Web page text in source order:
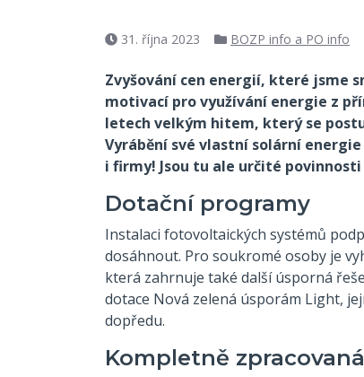
Datum
31. října 2023 Rubriky
BOZP info a PO info
Zvyšování cen energií, které jsme
motivací pro využívání energie z
letech velkým hitem, který se
Vyrábění své vlastní solární
i firmy! Jsou tu ale určité
Dotační programy
Instalaci fotovoltaických systémů
dosáhnout. Pro soukromé osoby je
která zahrnuje také další úsporná
dotace Nová zelená úsporám Light,
dopředu.
Kompletně